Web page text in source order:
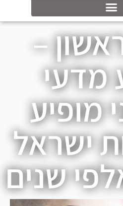
–
מדעי
מופיע
ישראל
שנים